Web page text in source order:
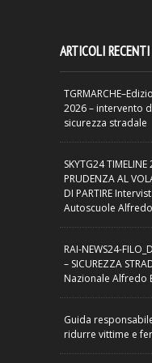
ARTICOLI RECENTI
2026 – intervento
sicurezza stradale
SKYTG24
PRUDENZA AL
DI PARTIRE
Autoscuole
RAI-NEWS24-
– SICUREZZA
Nazionale Alfredo
Guida
ridurre vittime e